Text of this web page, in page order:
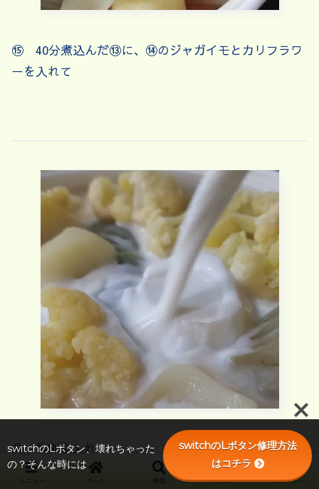
⑮ 40分煮込んだ⑬に、⑭のジャガイモとカリフラワ
ーを入れて
⑯ 牛乳を入れて
検索 トップ サイドバー
switchのLボタン、壊れちゃった
の？そんな時には
switchのLボタン修理方法
はコチラ